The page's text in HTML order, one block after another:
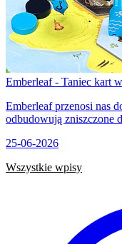
Emberleaf - Taniec kart
Emberleaf przenosi nas
odbudowują zniszczone
25-06-2026
Wszystkie wpisy